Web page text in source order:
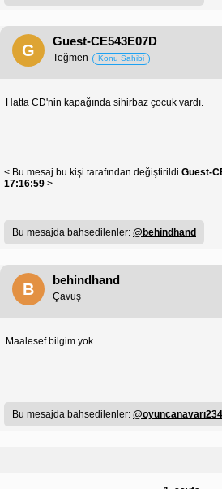
G
Guest-CE543E07D
Teğmen Konu Sahibi
Hatta CD'nin kapağında sihirbaz çocuk vardı.
< Bu mesaj bu kişi tarafından değiştirildi Guest-
17:16:59 >
Bu mesajda bahsedilenler: @behindhand
B
behindhand
Çavuş
Maalesef bilgim yok..
Bu mesajda bahsedilenler: @oyuncanavarı234